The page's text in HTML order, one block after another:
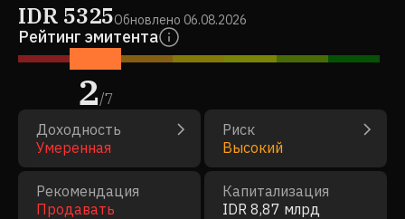
IDR 5325Обновлено 06.08.2026
Рейтинг эмитента
2/7
Доходность
Умеренная
Риск
Высокий
Рекомендация
Продавать
Капитализация
IDR 8,87 млрд